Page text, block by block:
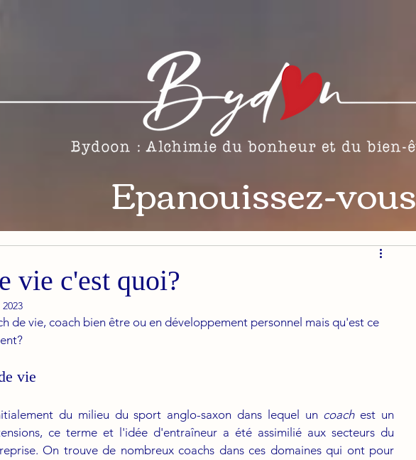
Epanouissez-vous
vie c'est quoi?
de vie, coach bien être ou en développement personnel mais qu'est ce
vie
du milieu du sport anglo-saxon dans lequel un coach est un
ce terme et l'idée d'entraîneur a été assimilié aux secteurs du
On trouve de nombreux coachs dans ces domaines qui ont pour